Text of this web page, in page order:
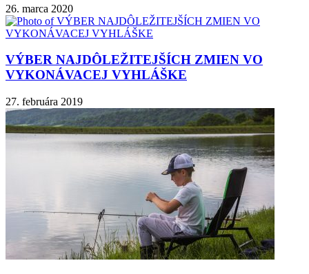
26. marca 2020
VÝBER NAJDÔLEŽITEJŠÍCH ZMIEN VO
VYKONÁVACEJ VYHLÁŠKE
27. februára 2019